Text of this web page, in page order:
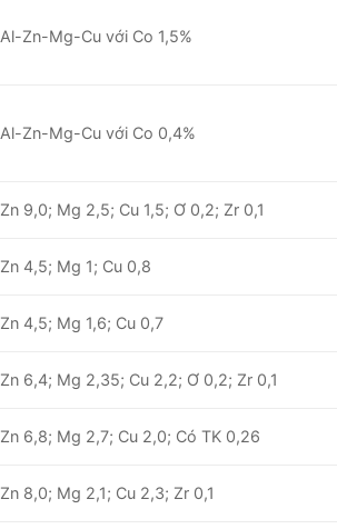
Al-Zn-Mg-Cu với Co 1,5%
Al-Zn-Mg-Cu với Co 0,4%
Zn 9,0; Mg 2,5; Cu 1,5; Ơ 0,2; Zr 0,1
Zn 4,5; Mg 1; Cu 0,8
Zn 4,5; Mg 1,6; Cu 0,7
Zn 6,4; Mg 2,35; Cu 2,2; Ơ 0,2; Zr 0,1
Zn 6,8; Mg 2,7; Cu 2,0; Có TK 0,26
Zn 8,0; Mg 2,1; Cu 2,3; Zr 0,1